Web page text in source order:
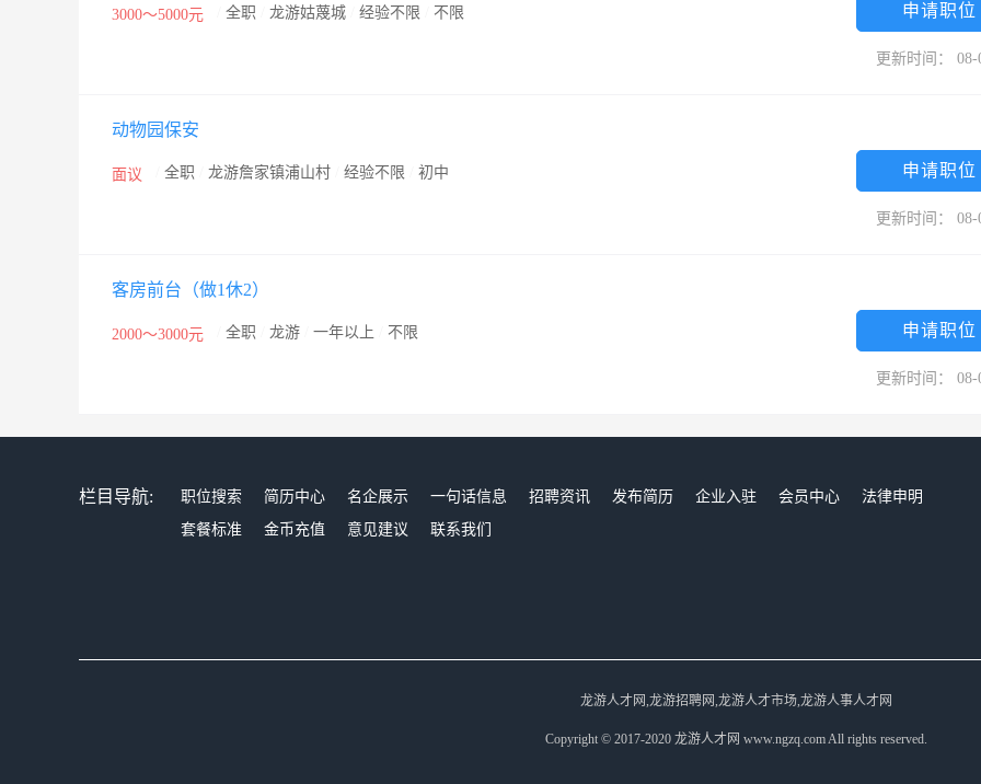
3000～5000元 全职 龙游姑蔑城 经验不限 不限 申请职位
更新时间： 08-
动物园保安
面议 全职 龙游詹家镇浦山村 经验不限 初中 申请职位
更新时间： 08-
客房前台（做1休2）
2000～3000元 全职 龙游 一年以上 不限 申请职位
更新时间： 08-
栏目导航: 职位搜索 简历中心 名企展示 一句话信息 招聘资讯 发布简历 企业入驻 会员中心
法律申明
套餐标准
金币充值 意见建议 联系我们
龙游人才网,龙游招聘网,龙游人才市场,龙游人事人才网
Copyright © 2017-2020 龙游人才网 www.ngzq.com All rights reserved.